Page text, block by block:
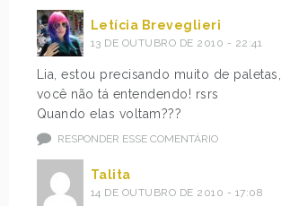
Letícia Breveglieri
13 DE OUTUBRO DE 2010 - 22:41
Lia, estou precisando muito de paletas,
você não tá entendendo! rsrs
Quando elas voltam???
RESPONDER ESSE COMENTÁRIO
Talita
14 DE OUTUBRO DE 2010 - 17:08